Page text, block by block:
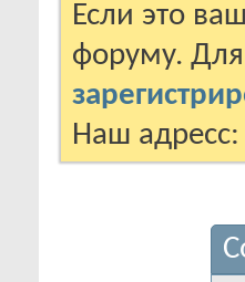
Если это
форуму.
Наш